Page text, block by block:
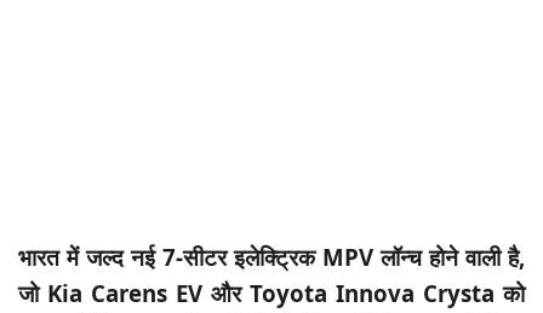
भारत में जल्द नई 7-सीटर इलेक्ट्रिक MPV लॉन्च होने वाली है,
जो Kia Carens EV और Toyota Innova Crysta को